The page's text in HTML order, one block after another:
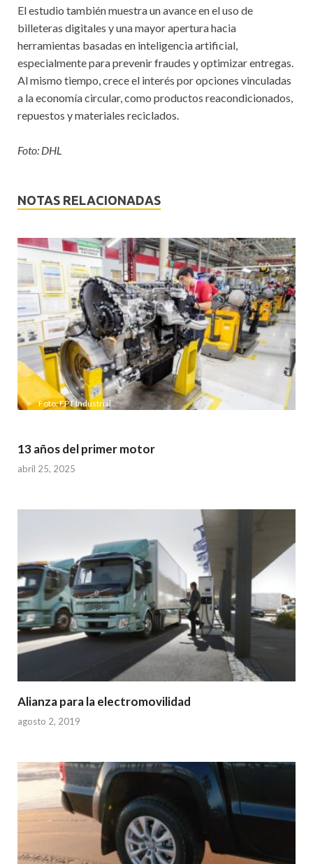
El estudio también muestra un avance en el uso de
billeteras digitales y una mayor apertura hacia
herramientas basadas en inteligencia artificial,
especialmente para prevenir fraudes y optimizar entregas.
Al mismo tiempo, crece el interés por opciones vinculadas
a la economía circular, como productos reacondicionados,
repuestos y materiales reciclados.
Foto: DHL
NOTAS RELACIONADAS
Foto: FPT Industrial
13 años del primer motor
abril 25, 2025
Alianza para la electromovilidad
agosto 2, 2019